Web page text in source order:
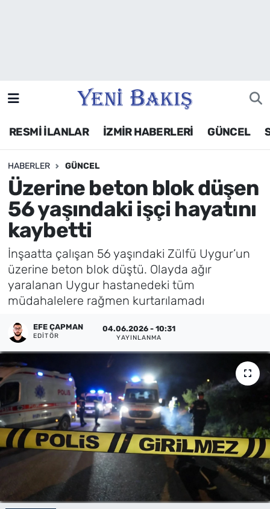
RESMİ İLANLAR İZMİR HABERLERİ GÜNCEL
HABERLER GÜNCEL
Üzerine beton blok düşen
56 yaşındaki işçi hayatını
kaybetti
İnşaatta çalışan 56 yaşındaki Zülfü Uygur’un
üzerine beton blok düştü. Olayda ağır
yaralanan Uygur hastanedeki tüm
müdahalelere rağmen kurtarılamadı
EFE ÇAPMAN
EDITÖR
04.06.2026 - 10:31
YAYINLANMA
Siyaset
Asayiş / Polis-Adliye
Spor
Magazin
Foto Galeri
Künye
İletişim